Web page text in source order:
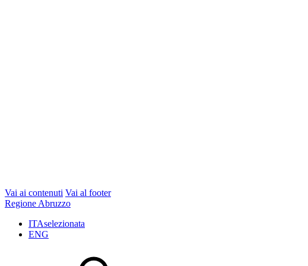
Vai ai contenuti Vai al footer
Regione Abruzzo
ITAselezionata
ENG